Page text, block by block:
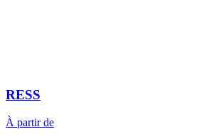
RESS
À partir de